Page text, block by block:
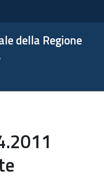
della Regione